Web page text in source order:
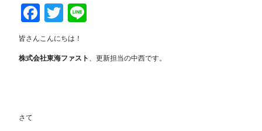
Facebook
Twitter
皆さんこんにちは！
株式会社東海ファスト 、更新担当の中西です。
さて